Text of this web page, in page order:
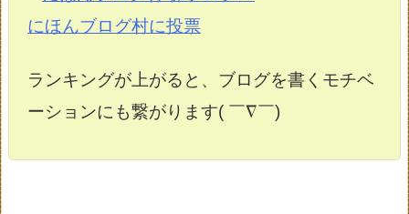
にほんブログ村に投票
ランキングが上がると、ブログを書くモチベ
ーションにも繋がります( ￣∇￣)